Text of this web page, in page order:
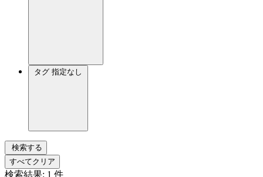
タグ 指定なし
検索する
すべてクリア
検索結果: 1 件